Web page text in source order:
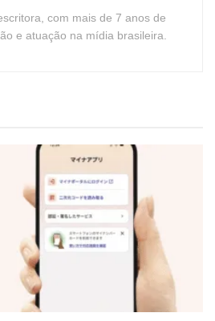
com mais de 7 anos de
e atuação na mídia brasileira.